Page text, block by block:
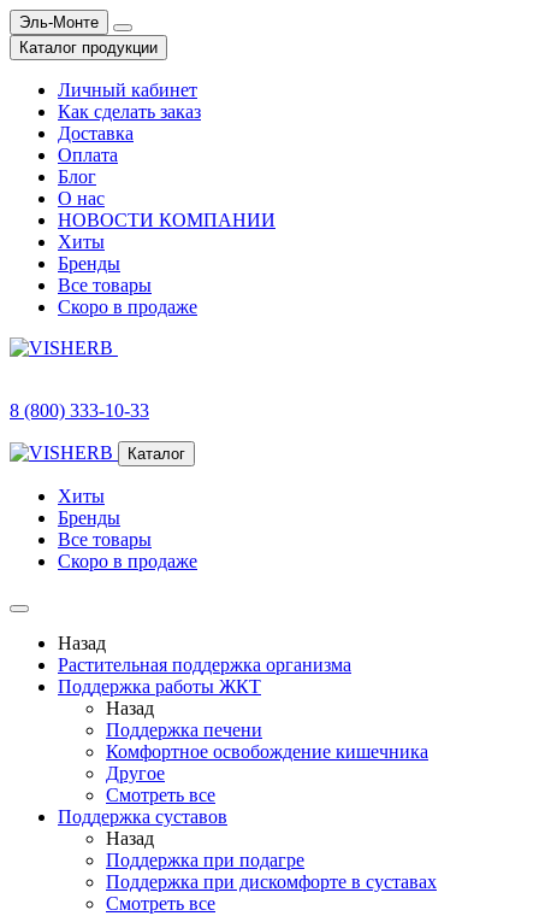
Эль-Монте
Каталог продукции
Личный кабинет
Как сделать заказ
Доставка
Оплата
Блог
О нас
НОВОСТИ КОМПАНИИ
Хиты
Бренды
Все товары
Скоро в продаже
8 (800) 333-10-33
Каталог
Хиты
Бренды
Все товары
Скоро в продаже
Назад
Растительная поддержка организма
Поддержка работы ЖКТ
Назад
Поддержка печени
Комфортное освобождение кишечника
Другое
Смотреть все
Поддержка суставов
Назад
Поддержка при подагре
Поддержка при дискомфорте в суставах
Смотреть все